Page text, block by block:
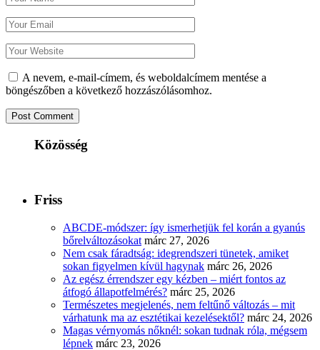
A nevem, e-mail-címem, és weboldalcímem mentése a
böngészőben a következő hozzászólásomhoz.
Közösség
Friss
ABCDE‑módszer: így ismerhetjük fel korán a gyanús
bőrelváltozásokat márc 27, 2026
Nem csak fáradtság: idegrendszeri tünetek, amiket
sokan figyelmen kívül hagynak márc 26, 2026
Az egész érrendszer egy kézben – miért fontos az
átfogó állapotfelmérés? márc 25, 2026
Természetes megjelenés, nem feltűnő változás – mit
várhatunk ma az esztétikai kezelésektől? márc 24, 2026
Magas vérnyomás nőknél: sokan tudnak róla, mégsem
lépnek márc 23, 2026